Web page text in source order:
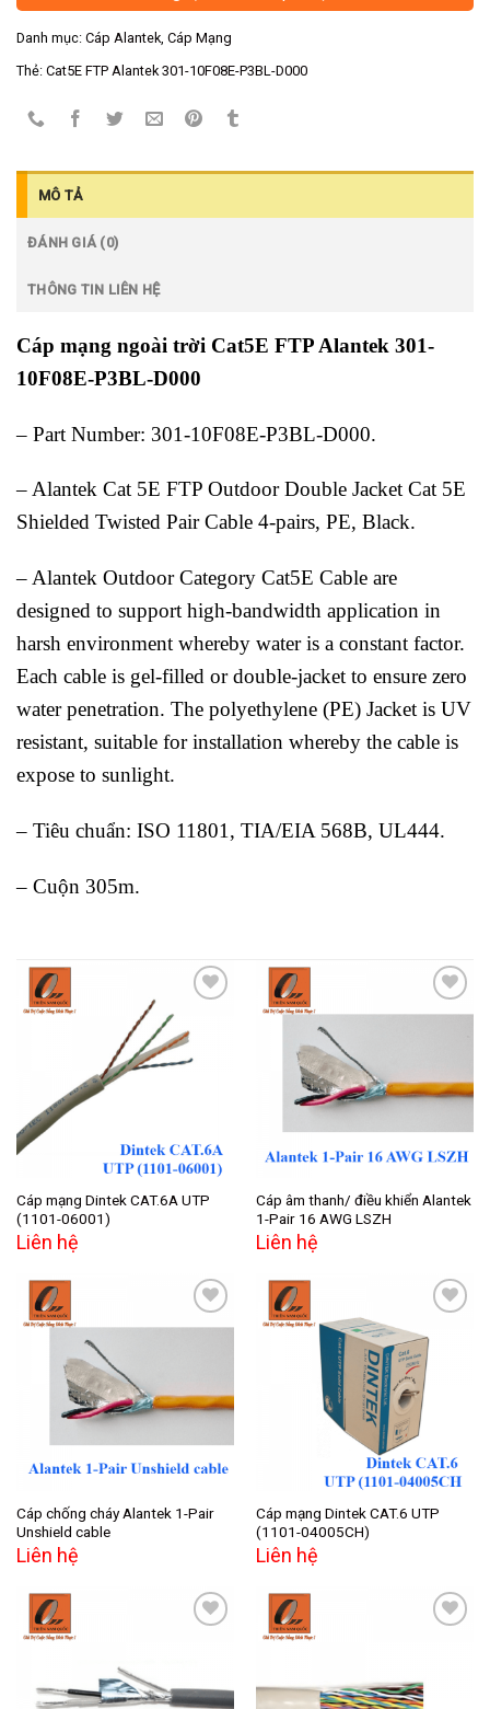
Danh mục: Cáp Alantek, Cáp Mạng
Thẻ: Cat5E FTP Alantek 301-10F08E-P3BL-D000
MÔ TẢ
ĐÁNH GIÁ (0)
THÔNG TIN LIÊN HỆ
Cáp mạng ngoài trời Cat5E FTP Alantek 301-
10F08E-P3BL-D000
– Part Number: 301-10F08E-P3BL-D000.
– Alantek Cat 5E FTP Outdoor Double Jacket Cat 5E
Shielded Twisted Pair Cable 4-pairs, PE, Black.
– Alantek Outdoor Category Cat5E Cable are
designed to support high-bandwidth application in
harsh environment whereby water is a constant factor.
Each cable is gel-filled or double-jacket to ensure zero
water penetration. The polyethylene (PE) Jacket is UV
resistant, suitable for installation whereby the cable is
expose to sunlight.
– Tiêu chuẩn: ISO 11801, TIA/EIA 568B, UL444.
– Cuộn 305m.
wishlist
Cáp mạng Dintek CAT.6A UTP
(1101-06001)
Liên hệ
Cáp âm thanh/ điều khiển Alantek
1-Pair 16 AWG LSZH
Liên hệ
Cáp chống cháy Alantek 1-Pair
Unshield cable
Liên hệ
Add to
wishlist
Cáp mạng Dintek CAT.6 UTP
(1101-04005CH)
Liên hệ
wishlist
Add to
wishlist